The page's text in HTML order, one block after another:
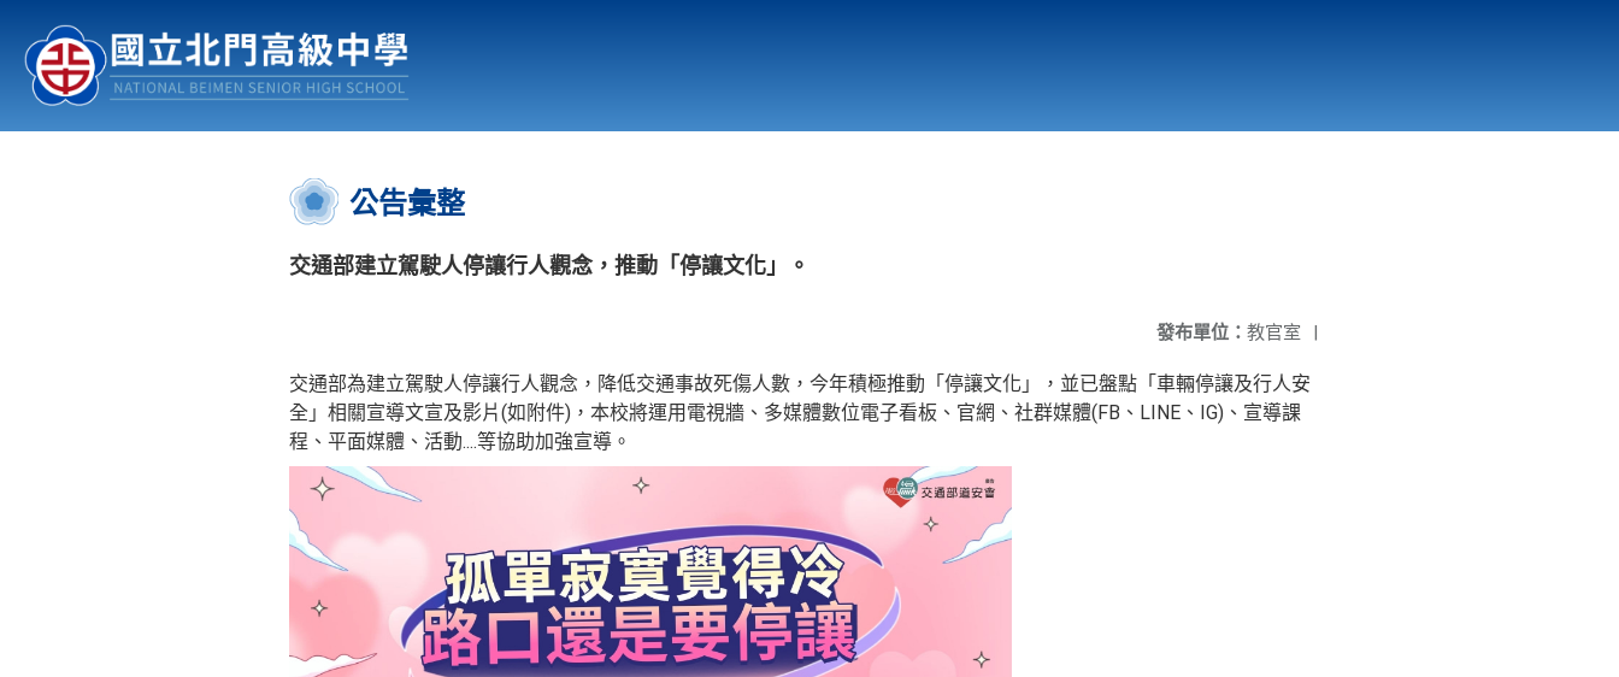
認識北中 行事曆
:::
公告彙整
交通部建立駕駛人停讓行人觀念，推動「停讓文化」。
發布單位： 教官室 |
交通部為建立駕駛人停讓行人觀念，降低交通事故死傷人數，今年積極推動「停讓文化」，並已盤點「車輛停讓及行人安
全」相關宣導文宣及影片(如附件)，本校將運用電視牆、多媒體數位電子看板、官網、社群媒體(FB、LINE、IG)、宣導課
程、平面媒體、活動....等協助加強宣導。